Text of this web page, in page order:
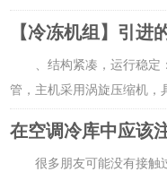
、结构紧凑，运行稳定
管，主机采用涡旋压缩机，
很多朋友可能没有接触